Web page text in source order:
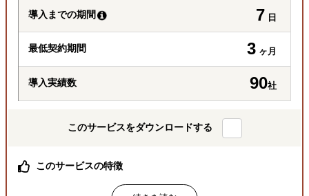
導入までの期間 7 日
最低契約期間 3 ヶ月
導入実績数 90社
このサービスをダウンロードする
このサービスの特徴
総合商社出身社をはじめ、経験豊富な専門チームが巻き取